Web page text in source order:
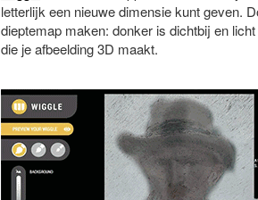
letterlijk een nieuwe dimensie kunt geven.
dieptemap maken: donker is dichtbij en
die je afbeelding 3D maakt.